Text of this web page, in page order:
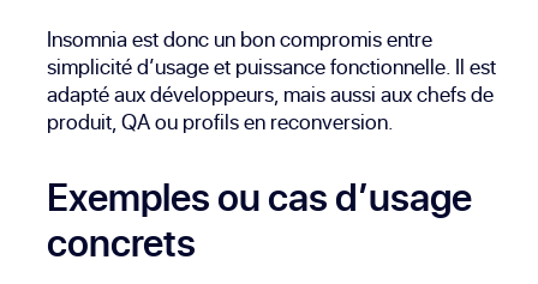
Insomnia est donc un bon compromis entre
simplicité d’usage et puissance fonctionnelle. Il est
adapté aux développeurs, mais aussi aux chefs de
produit, QA ou profils en reconversion.
Exemples ou cas d’usage
concrets